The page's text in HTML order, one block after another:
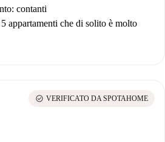
contanti
appartamenti che di solito è molto
check_circle VERIFICATO DA SPOTAHOME